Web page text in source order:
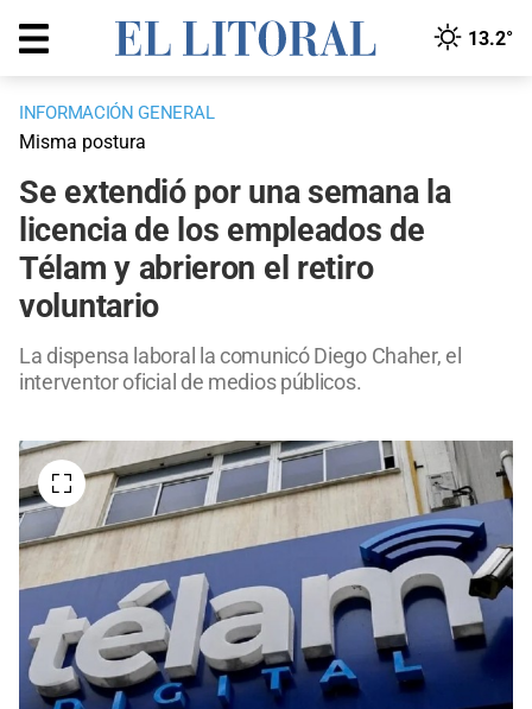
13.2°
INFORMACIÓN GENERAL
Misma postura
Se extendió por una semana la
licencia de los empleados de
Télam y abrieron el retiro
voluntario
La dispensa laboral la comunicó Diego Chaher, el
interventor oficial de medios públicos.